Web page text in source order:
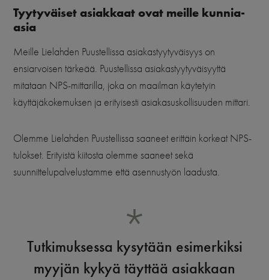
Tyytyväiset asiakkaat ovat meille kunnia-
asia
Meille Lielahden Puustellissa asiakastyytyväisyys on
ensiarvoisen tärkeää. Puustellissa asiakastyytyväisyyttä
mitataan NPS-mittarilla, joka on maailman käytetyin
käyttäjäkokemuksen ja erityisesti asiakasuskollisuuden mittari.
Olemme Lielahden Puustellissa saaneet erittäin korkeat NPS-
tulokset. Erityistä kiitosta olemme saaneet sekä
suunnittelupalvelustamme että asennustyön laadusta.
Tutkimuksessa kysytään esimerkiksi
myyjän kykyä täyttää asiakkaan